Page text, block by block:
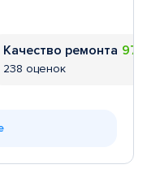
Качество ремонта
238 оценок